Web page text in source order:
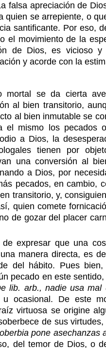
falsa apreciación de
quien se arrepiente, o
santificante. Por eso,
el movimiento de la
de Dios, es vicioso y
y acorde con la
mortal se da cierta
al bien transitorio,
al bien inmutable se
el mismo los pecados
a Dios, la
tienen por
una conversión al
a Dios, por
pecados, en cambio,
transitorio, y,
quien comete
de gozar del placer
de expresar que una
manera directa, es
del hábito. Pues
pecado en este
lib. arb., nadie usa mal
ocasional. De este
virtuosa se origine
de sus
pone asechanzas
del temor de Dios, o